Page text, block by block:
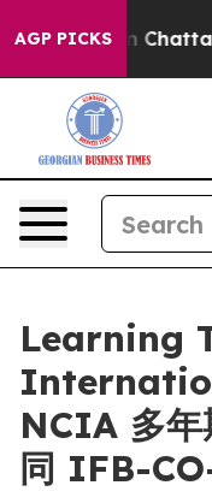
AGP PICKS
Chaos in
Learning
NCIA 多年
同 IFB-